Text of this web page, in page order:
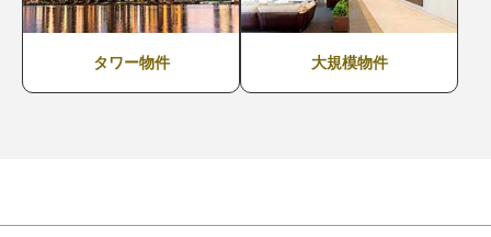
タワー物件 大規模物件